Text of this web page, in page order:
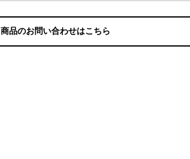
商品のお問い合わせはこちら